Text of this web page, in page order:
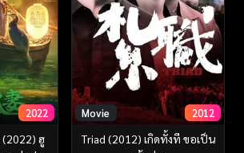
2022
(2022) ฮู
Movie 2012
Triad (2012) เกิดทั้งที ขอเป็น